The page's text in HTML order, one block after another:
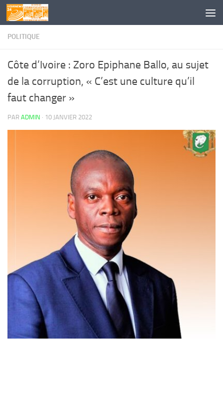
Skip to content
POLITIQUE
Côte d’Ivoire : Zoro Epiphane Ballo, au sujet
de la corruption, « C’est une culture qu’il
faut changer »
PAR ADMIN · 10 JANVIER 2022